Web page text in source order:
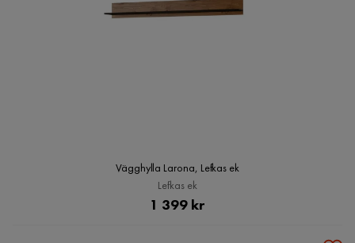
Vägghylla Larona, Lefkas ek
Lefkas ek
Pris
1 399 kr